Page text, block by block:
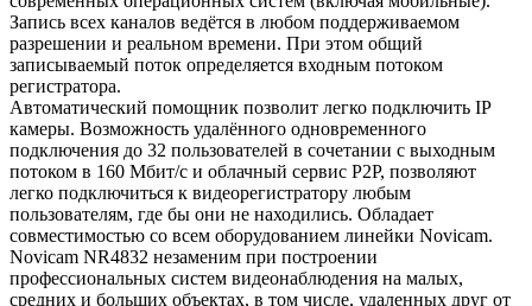
Запись всех каналов ведётся в любом поддерживаемом
разрешении и реальном времени. При этом общий
записываемый поток определяется входным потоком
регистратора.
Автоматический помощник позволит легко подключить IP
камеры. Возможность удалённого одновременного
подключения до 32 пользователей в сочетании с выходным
потоком в 160 Мбит/с и облачный сервис P2P, позволяют
легко подключиться к видеорегистратору любым
пользователям, где бы они не находились. Обладает
совместимостью со всем оборудованием линейки Novicam.
Novicam NR4832 незаменим при построении
профессиональных систем видеонаблюдения на малых,
средних и больших объектах, в том числе, удаленных друг от